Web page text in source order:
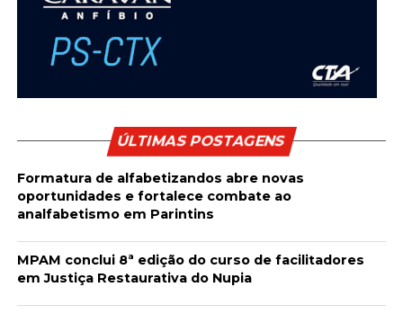
ÚLTIMAS POSTAGENS
Formatura de alfabetizandos abre novas
oportunidades e fortalece combate ao
analfabetismo em Parintins
MPAM conclui 8ª edição do curso de facilitadores
em Justiça Restaurativa do Nupia